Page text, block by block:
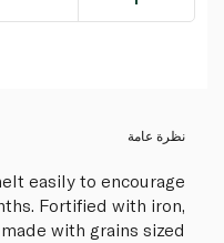
نظرة عامة
easily to encourage
Fortified with iron,
with grains sized